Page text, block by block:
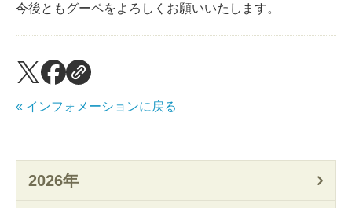
今後ともグーペをよろしくお願いいたします。
« インフォメーションに戻る
2026年